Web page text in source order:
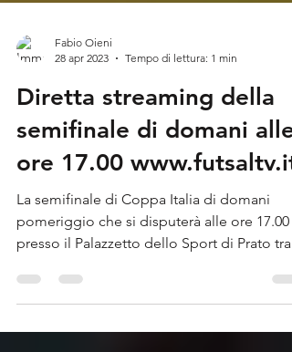
28 apr 2023
Tempo di lettura: 1 min
Diretta streaming della
semifinale di domani alle
ore 17.00 www.futsaltv.it
La semifinale di Coppa Italia di domani
pomeriggio che si disputerà alle ore 17.00
presso il Palazzetto dello Sport di Prato tra